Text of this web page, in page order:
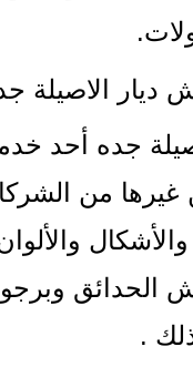
ديار الاصيلة
جده أحد
غيرها من
والأشكال
الحدائق
.